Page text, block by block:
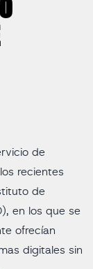
de
recientes
de
en los que se
ofrecían
digitales sin